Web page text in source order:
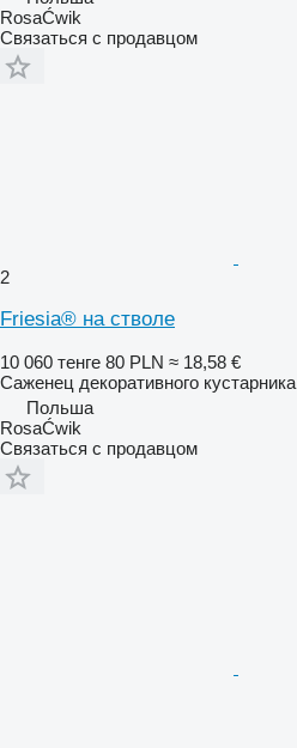
RosaĆwik
Связаться с продавцом
2
Friesia® на стволе
10 060 тенге 80 PLN ≈ 18,58 €
Саженец декоративного кустарника
Польша
RosaĆwik
Связаться с продавцом